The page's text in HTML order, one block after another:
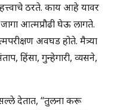
ठरते. काय आहे यावर
आत्मप्रौढी घेऊ लागते.
अवघड होते. मैत्र्या
हिंसा, गुन्हेगारी, व्यसने,
देतात, “तुलना करू